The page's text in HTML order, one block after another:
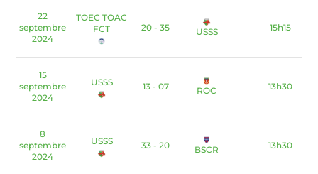
22
septembre
2024
TOEC TOAC
FCT
20 - 35 USSS 15h15
15
septembre
2024
USSS 13 - 07 ROC 13h30
8
septembre
2024
USSS 33 - 20 BSCR 13h30